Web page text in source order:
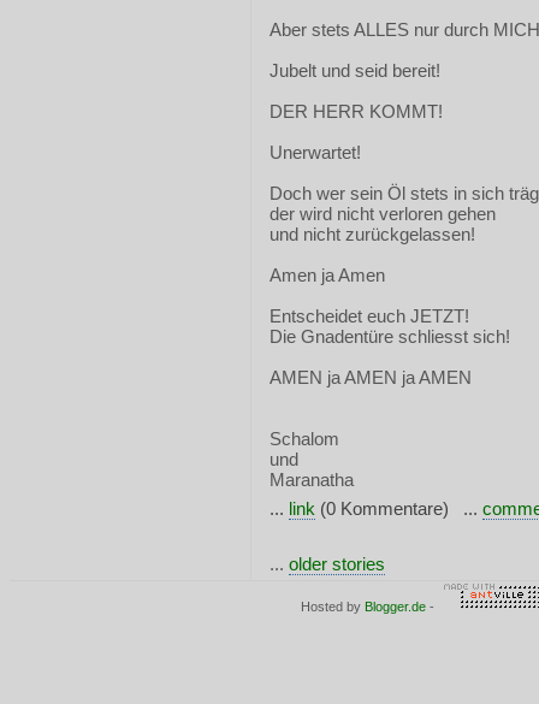
Aber stets ALLES nur durch
Jubelt und seid bereit!
DER HERR KOMMT!
Unerwartet!
Doch wer sein Öl stets in sich
der wird nicht verloren gehen
und nicht zurückgelassen!
Amen ja Amen
Entscheidet euch JETZT!
Die Gnadentüre schliesst sich!
AMEN ja AMEN ja AMEN
Schalom
und
Maranatha
... link (0 Kommentare) ...
... older stories
Hosted by Blogger.de -